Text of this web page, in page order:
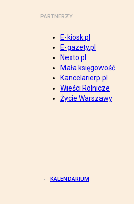
PARTNERZY
E-kiosk.pl
E-gazety.pl
Nexto.pl
Mała księgowość
Kancelarierp.pl
Wieści Rolnicze
Życie Warszawy
KALENDARIUM